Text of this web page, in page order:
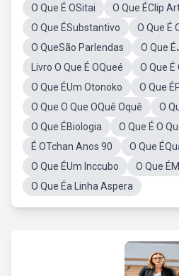
O Que É OSitai
O Que ÉClip
O Que ÉSubstantivo
O Que É
O QueSão Parlendas
O Que
Livro O Que É OQueé
O Que É
O Que ÉUm Otonoko
O Que
O Que O Que OQuê Oquê
O
O Que ÉBiologia
O Que É O
É OTchan Anos 90
O Que
O Que ÉUm Inccubo
O Que
O Que Éa Linha Aspera